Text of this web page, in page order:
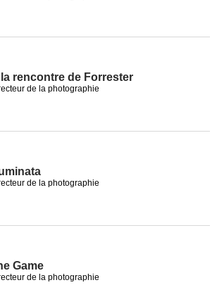
rencontre de Forrester
de la photographie
de la photographie
Game
de la photographie